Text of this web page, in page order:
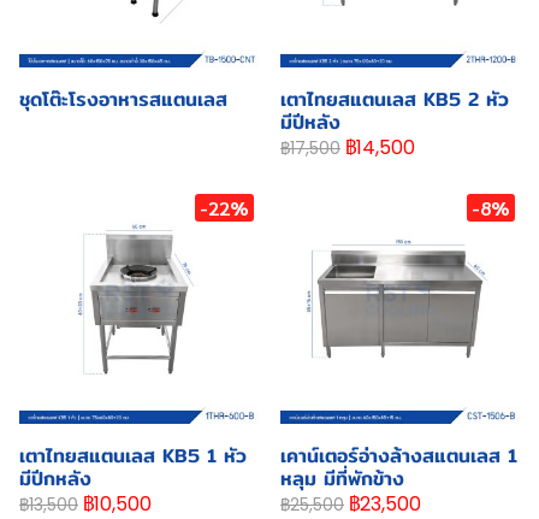
ชุดโต๊ะโรงอาหารสแตนเลส เตาไทยสแตนเลส KB5 2 หัว
มีปีหลัง
฿17,500 ฿14,500
-22%
เตาไทยสแตนเลส KB5 1 หัว
มีปีกหลัง
฿13,500 ฿10,500
-8%
เคาน์เตอร์อ่างล้างสแตนเลส 1
หลุม มีที่พักข้าง
฿25,500 ฿23,500